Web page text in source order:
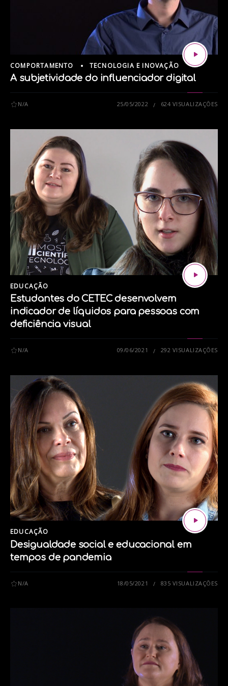
COMPORTAMENTO TECNOLOGIA E INOVAÇÃO
A subjetividade do influenciador digital
N/A 25/05/2022 624 VISUALIZAÇÕES
EDUCAÇÃO
Estudantes do CETEC desenvolvem
indicador de líquidos para pessoas com
deficiência visual
N/A 09/06/2021 292 VISUALIZAÇÕES
EDUCAÇÃO
Desigualdade social e educacional em
tempos de pandemia
N/A 18/05/2021 835 VISUALIZAÇÕES